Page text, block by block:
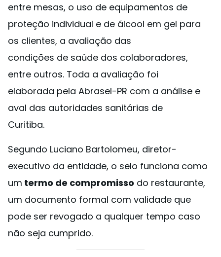
entre mesas, o uso de equipamentos de
proteção individual e de álcool em gel para
os clientes, a avaliação das
condições de saúde dos colaboradores,
entre outros. Toda a avaliação foi
elaborada pela Abrasel-PR com a análise e
aval das autoridades sanitárias de
Curitiba.
Segundo Luciano Bartolomeu, diretor-
executivo da entidade, o selo funciona como
um termo de compromisso do restaurante,
um documento formal com validade que
pode ser revogado a qualquer tempo caso
não seja cumprido.